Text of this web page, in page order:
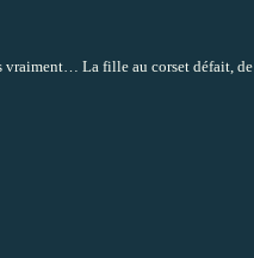
vraiment… La fille au corset défait, de